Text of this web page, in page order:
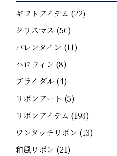
ギフトアイテム (22)
クリスマス (50)
バレンタイン (11)
ハロウィン (8)
ブライダル (4)
リボンアート (5)
リボンアイテム (193)
ワンタッチリボン (13)
和風リボン (21)